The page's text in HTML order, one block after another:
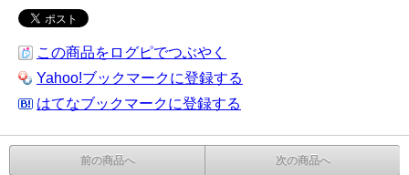
この商品をログピでつぶやく
Yahoo!ブックマークに登録する
はてなブックマークに登録する
前の商品へ 次の商品へ